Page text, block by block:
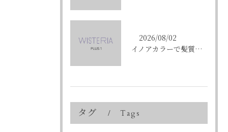
2026/08/02
イノアカラーで髪質改善を叶える東京都中央区銀座の新しい髪色体験
タグ Tags